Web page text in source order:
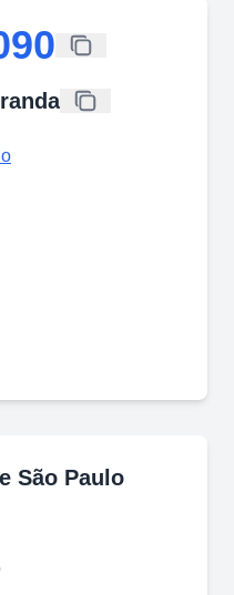
São Paulo